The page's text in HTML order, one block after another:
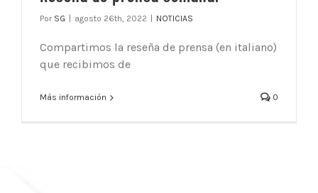
Por SG agosto 26th, 2022 NOTICIAS
Compartimos la reseña de prensa (en italiano)
que recibimos de
Más información 0